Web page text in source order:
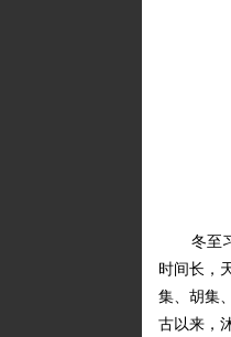
冬至
时间长，
集、胡集
古以来，